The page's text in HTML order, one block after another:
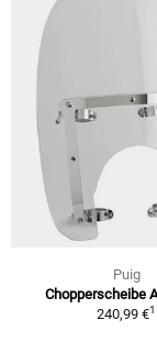
Puig
Chopperscheibe
240,99 €1